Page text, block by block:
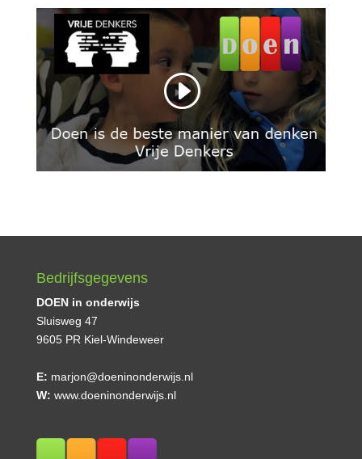
Bedrijfsgegevens
DOEN in onderwijs
Sluisweg 47
9605 PR Kiel-Windeweer
E: marjon@doeninonderwijs.nl
W: www.doeninonderwijs.nl